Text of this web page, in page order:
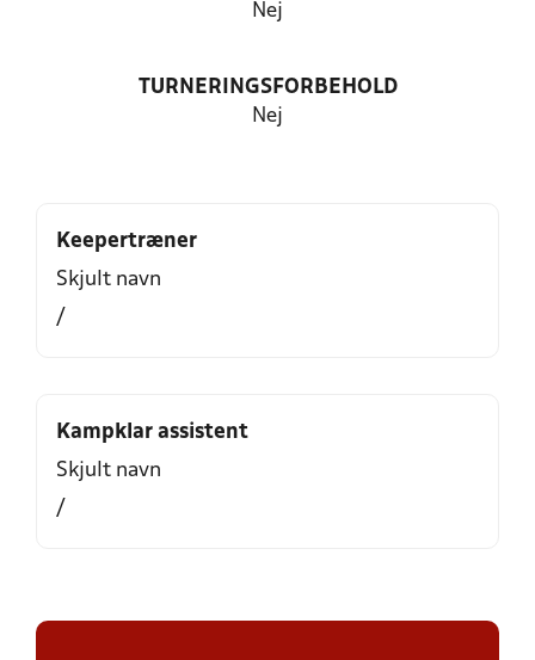
Nej
TURNERINGSFORBEHOLD
Nej
Keepertræner
Skjult navn
/
Kampklar assistent
Skjult navn
/